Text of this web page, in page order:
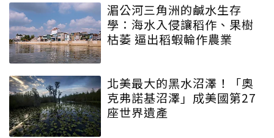
湄公河三角洲的鹹水生存
學：海水入侵讓稻作、果樹
枯萎 逼出稻蝦輪作農業
北美最大的黑水沼澤！「奧
克弗諾基沼澤」成美國第27
座世界遺產